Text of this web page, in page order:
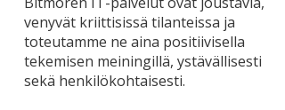
venyvät kriittisissä tilanteissa ja
toteutamme ne aina positiivisella
tekemisen meiningillä, ystävällisesti
sekä henkilökohtaisesti.